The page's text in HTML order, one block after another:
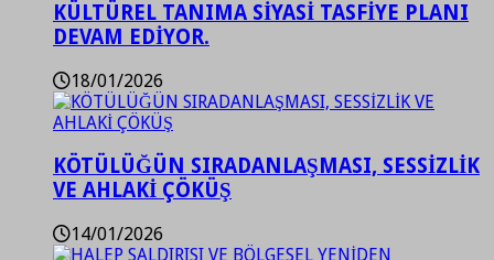
KÜLTÜREL TANIMA SİYASİ TASFİYE PLANI
DEVAM EDİYOR.
18/01/2026
KÖTÜLÜĞÜN SIRADANLAŞMASI, SESSİZLİK
VE AHLAKİ ÇÖKÜŞ
14/01/2026